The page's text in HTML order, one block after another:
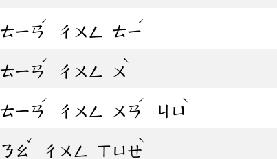
ㄊㄧㄢ
ˊ
ㄔㄨㄥ ㄊㄧ
ˊ
ㄊㄧㄢ
ˊ
ㄔㄨㄥ ㄨ
ˋ
ㄊㄧㄢ
ˊ
ㄔㄨㄥ ㄨㄢ
ˊ
ㄐㄩ
ˋ
ㄋㄠ
ˇ
ㄔㄨㄥ ㄒㄩㄝ
ˋ